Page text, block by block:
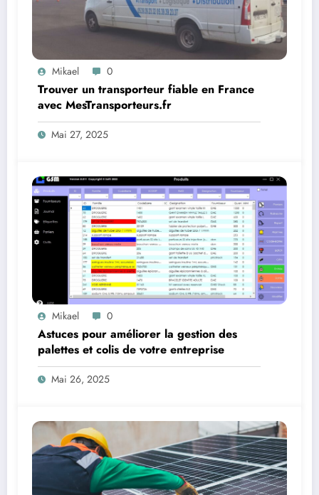
Mikael 0
Trouver un transporteur fiable en France
avec MesTransporteurs.fr
Mai 27, 2025
Mikael 0
Astuces pour améliorer la gestion des
palettes et colis de votre entreprise
Mai 26, 2025